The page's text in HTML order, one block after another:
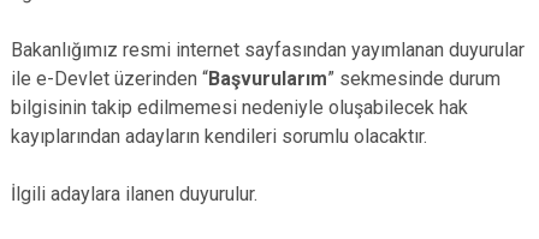
Bakanlığımız resmi internet sayfasından yayımlanan duyurular
ile e-Devlet üzerinden “Başvurularım” sekmesinde durum
bilgisinin takip edilmemesi nedeniyle oluşabilecek hak
kayıplarından adayların kendileri sorumlu olacaktır.
İlgili adaylara ilanen duyurulur.